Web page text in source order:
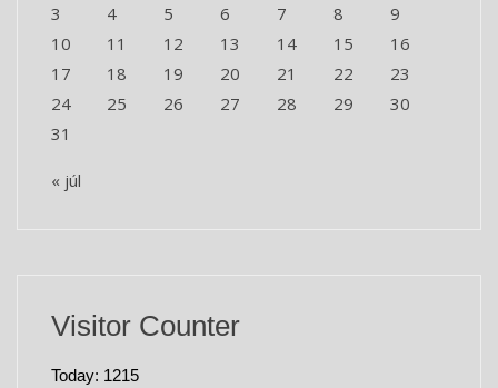
3
4 5 6 7 8
9
10
11 12 13 14 15
16
17
18 19 20 21 22
23
24
25 26 27 28 29
30
31
« júl
Visitor Counter
Today: 1215